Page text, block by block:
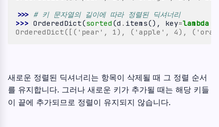
>>> # 키 문자열의 길이에 따라 정렬된 딕셔너리
>>> OrderedDict(sorted (d . items(), key=lambda
OrderedDict([('pear', 1), ('apple', 4),
새로운 정렬된 딕셔너리는 항목이 삭제될 때 그 정렬 순서
를 유지합니다. 그러나 새로운 키가 추가될 때는 해당 키들
이 끝에 추가되므로 정렬이 유지되지 않습니다.